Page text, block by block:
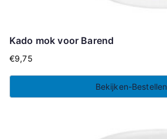
Kado mok voor Barend
€9,75
Bekijken-Bestellen